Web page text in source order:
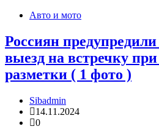
Авто и мото
Россиян
выезд на встречку
разметки ( 1 фото )
Sibadmin
14.11.2024
0